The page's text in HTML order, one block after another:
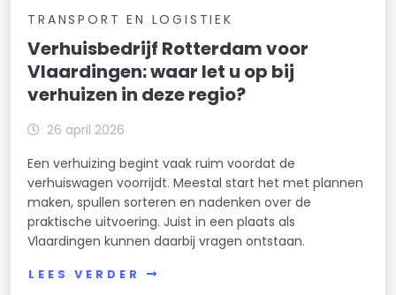
TRANSPORT EN LOGISTIEK
Verhuisbedrijf Rotterdam voor
Vlaardingen: waar let u op bij
verhuizen in deze regio?
26 april 2026
Een verhuizing begint vaak ruim voordat de
verhuiswagen voorrijdt. Meestal start het met plannen
maken, spullen sorteren en nadenken over de
praktische uitvoering. Juist in een plaats als
Vlaardingen kunnen daarbij vragen ontstaan.
LEES VERDER